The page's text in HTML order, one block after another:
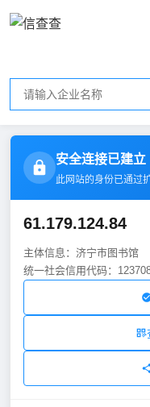
安全连接已建立
此网站的身份已通过
61.179.124.84
主体信息：济宁市图书馆
统一社会信用代码：